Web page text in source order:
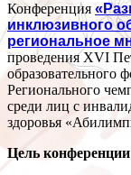
Конференция
инклюзивного
региональное
проведения XVI
образовательного
Регионального
среди лиц с
здоровья
Цель